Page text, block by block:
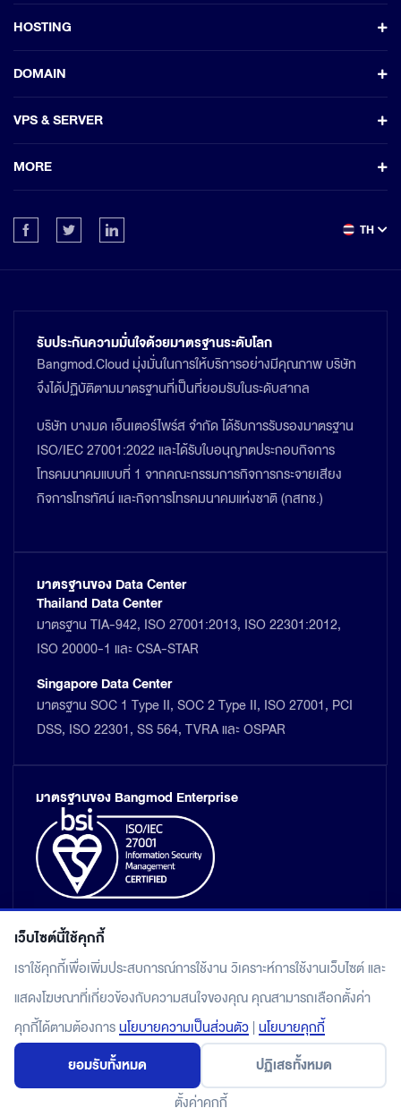
HOSTING
DOMAIN
VPS & SERVER
MORE
TH
รับประกันความมั่นใจด้วยมาตรฐานระดับโลก
Bangmod.Cloud มุ่งมั่นในการให้บริการอย่างมีคุณภาพ บริษัท
จึงได้ปฏิบัติตามมาตรฐานที่เป็นที่ยอมรับในระดับสากล
บริษัท บางมด เอ็นเตอร์ไพร์ส จำกัด ได้รับการรับรองมาตรฐาน
ISO/IEC 27001:2022 และได้รับใบอนุญาตประกอบกิจการ
โทรคมนาคมแบบที่ 1 จากคณะกรรมการกิจการกระจายเสียง
กิจการโทรทัศน์ และกิจการโทรคมนาคมแห่งชาติ (กสทช.)
มาตรฐานของ Data Center
Thailand Data Center
มาตรฐาน TIA-942, ISO 27001:2013, ISO 22301:2012,
ISO 20000-1 และ CSA-STAR
Singapore Data Center
มาตรฐาน SOC 1 Type II, SOC 2 Type II, ISO 27001, PCI
DSS, ISO 22301, SS 564, TVRA และ OSPAR
มาตรฐานของ Bangmod Enterprise
© 2026 Bangmod.Cloud by Bangmod Enterprise Co., Ltd.
All rights reserved.
แผนผังเว็บไซต์
นโยบายคุ้มครองข้อมูลส่วนบุคคล
เว็บไซต์นี้ใช้คุกกี้
เราใช้คุกกี้เพื่อเพิ่มประสบการณ์การใช้งาน วิเคราะห์การใช้งานเว็บไซต์ และ
แสดงโฆษณาที่เกี่ยวข้องกับความสนใจของคุณ คุณสามารถเลือกตั้งค่า
คุกกี้ได้ตามต้องการนโยบายความเป็นส่วนตัว | นโยบายคุกกี้
ยอมรับทั้งหมด ปฏิเสธทั้งหมด
ตั้งค่าคุกกี้